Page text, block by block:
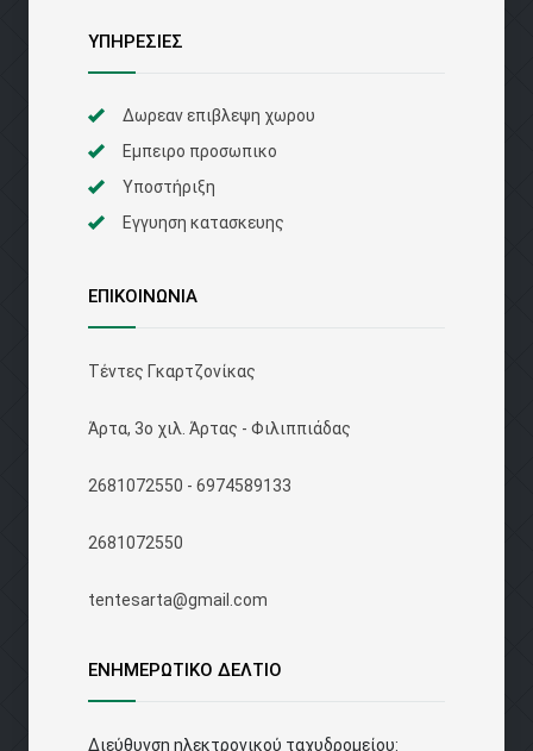
ΥΠΗΡΕΣΙΕΣ
Δωρεαν επιβλεψη χωρου
Εμπειρο προσωπικο
Υποστήριξη
Εγγυηση κατασκευης
ΕΠΙΚΟΙΝΩΝΙΑ
Τέντες Γκαρτζονίκας
Άρτα, 3ο χιλ. Άρτας - Φιλιππιάδας
2681072550 - 6974589133
2681072550
tentesarta@gmail.com
ΕΝΗΜΕΡΩΤΙΚΟ ΔΕΛΤΙΟ
Διεύθυνση ηλεκτρονικού ταχυδρομείου: